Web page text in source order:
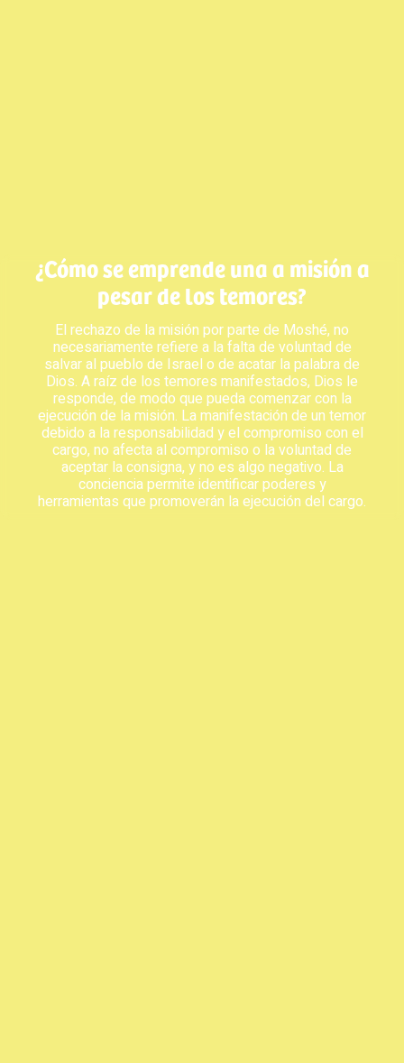
¿Cómo se emprende una a misión a
pesar de los temores?
El rechazo de la misión por parte de Moshé, no
necesariamente refiere a la falta de voluntad de
salvar al pueblo de Israel o de acatar la palabra de
Dios. A raíz de los temores manifestados, Dios le
responde, de modo que pueda comenzar con la
ejecución de la misión. La manifestación de un temor
debido a la responsabilidad y el compromiso con el
cargo, no afecta al compromiso o la voluntad de
aceptar la consigna, y no es algo negativo. La
conciencia permite identificar poderes y
herramientas que promoverán la ejecución del cargo.